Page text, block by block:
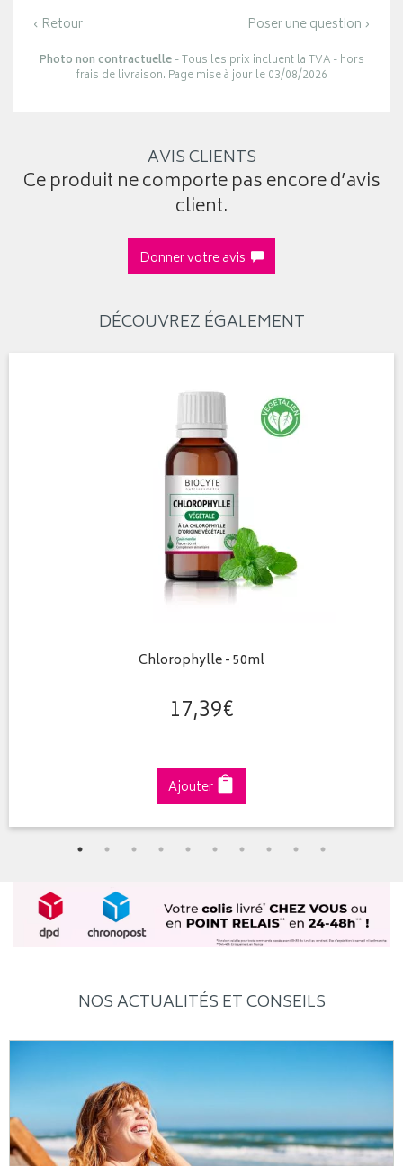
‹ Retour Poser une question ›
Photo non contractuelle- Tous les prix incluent la TVA - hors
frais de livraison. Page mise à jour le 03/08/2026
AVIS CLIENTS
Ce produit ne comporte pas encore d’avis
client.
Donner votre avis
DÉCOUVREZ ÉGALEMENT
Chlorophylle - 50ml
17,39€
Ajouter
NOS ACTUALITÉS ET CONSEILS